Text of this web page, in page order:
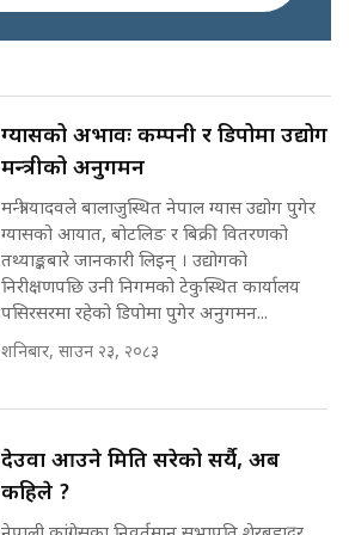
राष्ट्रिय सवालमा ९ दल एकजुट ||
Prachanda, Rabi, Gagan Stand
on the Same Page ||
SIDHAKURA ||
सहकारी पीडितसँग मन्त्री प्रतिभा रावलले
भनिन्–साथ दिनुहोस्, दबाब होइन ||
Sidhakura || Pratibha Rawal
Waterfall of Rasuwa ||
SIDHAKURA ||
SIDHAKURA
पोप्पोको पासोः कमाउने लोभमा घरबार नै
उठिबास | The Dark Side of
'Poppo Live'-SIDHAKURA
INVESTIGATION
घुसको डिल || Raj Kumar Gupta ||
घुसको डिल गर्ने मन्त्रीकाे राजिनामा,
ग्यासको अभावः कम्पनी र डिपोमा उद्योग
मन्त्रीको अनुगमन
मन्त्री यादवले बालाजुस्थित नेपाल ग्यास उद्योग पुगेर
ग्यासको आयात, बोटलिङ र बिक्री वितरणको
तथ्याङ्कबारे जानकारी लिइन् । उद्योगको
निरीक्षणपछि उनी निगमको टेकुस्थित कार्यालय
पसिरसरमा रहेको डिपोमा पुगेर अनुगमन...
शनिबार, साउन २३, २०८३
देउवा आउने मिति सरेको सर्यै, अब
कहिले ?